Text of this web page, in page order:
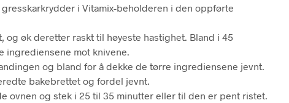
i Vitamix-beholderen i den oppførte
og øk deretter raskt til høyeste hastighet. Bland i 45
ingrediensene mot knivene.
og bland for å dekke de tørre ingrediensene jevnt.
bakebrettet og fordel jevnt.
ovnen og stek i 25 til 35 minutter eller til den er pent ristet.